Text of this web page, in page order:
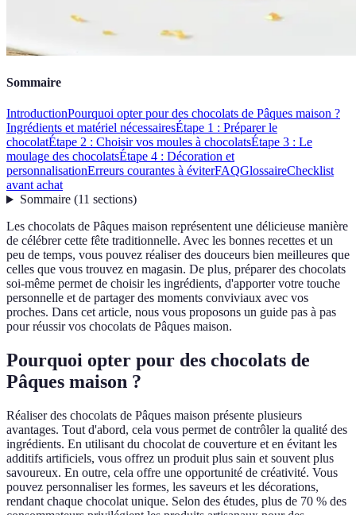
Sommaire
IntroductionPourquoi opter pour des chocolats de Pâques maison ?
Ingrédients et matériel nécessairesÉtape 1 : Préparer le
chocolatÉtape 2 : Choisir vos moules à chocolatsÉtape 3 : Le
moulage des chocolatsÉtape 4 : Décoration et
personnalisationErreurs courantes à éviterFAQGlossaireChecklist
avant achat
Sommaire(11 sections)
Les chocolats de Pâques maison représentent une délicieuse manière
de célébrer cette fête traditionnelle. Avec les bonnes recettes et un
peu de temps, vous pouvez réaliser des douceurs bien meilleures que
celles que vous trouvez en magasin. De plus, préparer des chocolats
soi-même permet de choisir les ingrédients, d'apporter votre touche
personnelle et de partager des moments conviviaux avec vos
proches. Dans cet article, nous vous proposons un guide pas à pas
pour réussir vos chocolats de Pâques maison.
Pourquoi opter pour des chocolats de
Pâques maison ?
Réaliser des chocolats de Pâques maison présente plusieurs
avantages. Tout d'abord, cela vous permet de contrôler la qualité des
ingrédients. En utilisant du chocolat de couverture et en évitant les
additifs artificiels, vous offrez un produit plus sain et souvent plus
savoureux. En outre, cela offre une opportunité de créativité. Vous
pouvez personnaliser les formes, les saveurs et les décorations,
rendant chaque chocolat unique. Selon des études, plus de 70 % des